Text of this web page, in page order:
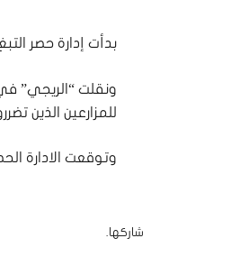
بدأت إدارة حصر
ونقلت “الريجي” في
للمزارعين الذين
وتوقعت الادارة
شاركها.